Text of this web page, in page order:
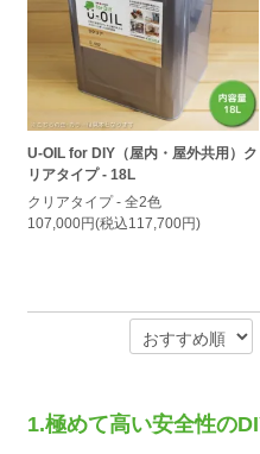
U-OIL for DIY（屋内・屋外共用）ク
リアタイプ - 18L
クリアタイプ - 全2色
107,000円(税込117,700円)
1.極めて高い安全性の